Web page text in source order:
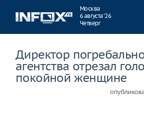
Москва
6 августа ‘26
Четверг
Директор
агентства отрезал
покойной женщине